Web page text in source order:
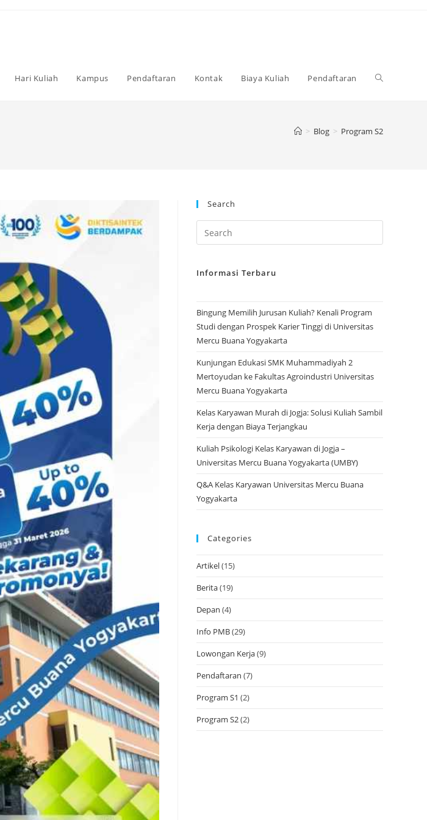
Hari Kuliah Kampus Pendaftaran Kontak Biaya Kuliah Pendaftaran Toggle
> Blog > Program S2
Search
Informasi Terbaru
Bingung Memilih Jurusan Kuliah? Kenali Program
Studi dengan Prospek Karier Tinggi di Universitas
Mercu Buana Yogyakarta
Kunjungan Edukasi SMK Muhammadiyah 2
Mertoyudan ke Fakultas Agroindustri Universitas
Mercu Buana Yogyakarta
Kelas Karyawan Murah di Jogja: Solusi Kuliah Sambil
Kerja dengan Biaya Terjangkau
Kuliah Psikologi Kelas Karyawan di Jogja –
Universitas Mercu Buana Yogyakarta (UMBY)
Q&A Kelas Karyawan Universitas Mercu Buana
Yogyakarta
Categories
Artikel(15)
Berita(19)
Depan (4)
Info PMB(29)
Lowongan Kerja(9)
Pendaftaran (7)
Program S1 (2)
Program S2(2)